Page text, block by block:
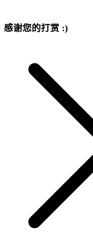
感谢您的打赏 :)